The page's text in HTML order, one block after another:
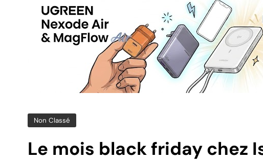
Non Classé
Le mois black friday chez